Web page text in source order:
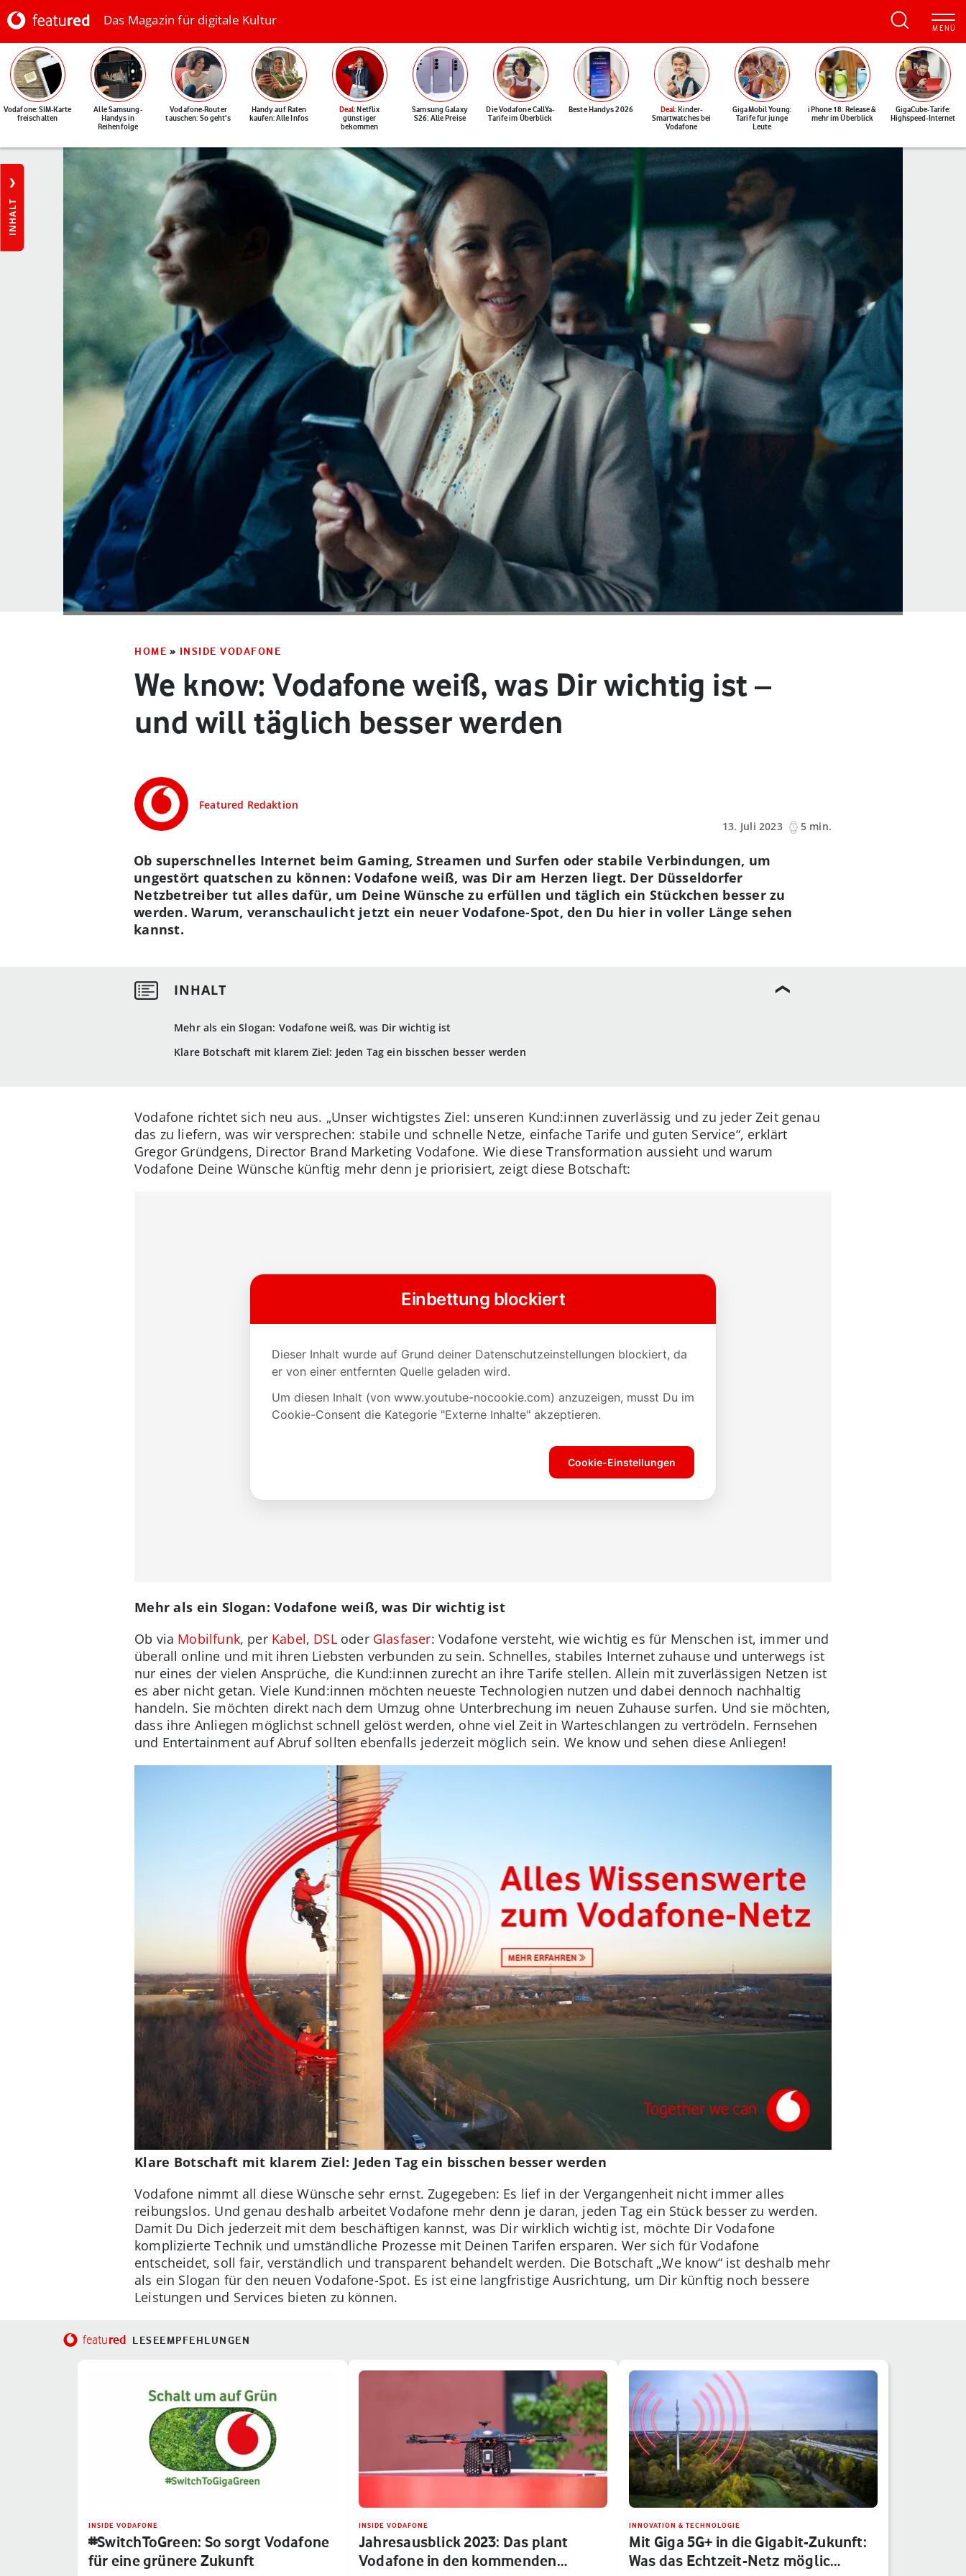
Das Magazin für digitale Kultur
Vodafone: SIM-Karte
freischalten
Alle Samsung-
Handys in
Reihenfolge
Vodafone-Router
tauschen: So geht's
Handy auf Raten
kaufen: Alle Infos
Deal: Netflix
günstiger
bekommen
Samsung Galaxy
S26: Alle Preise
Die Vodafone CallYa-
Tarife im Überblick
Beste Handys 2026 Deal: Kinder-
Smartwatches bei
Vodafone
GigaMobil Young:
Tarife für junge
Leute
iPhone 18: Release &
mehr im Überblick
GigaCube-Tarife:
Highspeed-Internet
INHALT
HOME » INSIDE VODAFONE
We know: Vodafone weiß, was Dir wichtig ist –
und will täglich besser werden
Featured Redaktion
13. Juli 2023
5 min.
Mehr als ein Slogan: Vodafone weiß, was Dir wichtig ist
Klare Botschaft mit klarem Ziel: Jeden Tag ein bisschen besser werden
Ob superschnelles Internet beim Gaming, Streamen und Surfen oder stabile Verbindungen, um
ungestört quatschen zu können: Vodafone weiß, was Dir am Herzen liegt. Der Düsseldorfer
Netzbetreiber tut alles dafür, um Deine Wünsche zu erfüllen und täglich ein Stückchen besser zu
werden. Warum, veranschaulicht jetzt ein neuer Vodafone-Spot, den Du hier in voller Länge sehen
kannst.
Vodafone richtet sich neu aus. „Unser wichtigstes Ziel: unseren Kund:innen zuverlässig und zu jeder Zeit genau
das zu liefern, was wir versprechen: stabile und schnelle Netze, einfache Tarife und guten Service“, erklärt
Gregor Gründgens, Director Brand Marketing Vodafone. Wie diese Transformation aussieht und warum
Vodafone Deine Wünsche künftig mehr denn je priorisiert, zeigt diese Botschaft:
Mehr als ein Slogan: Vodafone weiß, was Dir wichtig ist
Ob via Mobilfunk, per Kabel, DSLoder Glasfaser: Vodafone versteht, wie wichtig es für Menschen ist, immer und
überall online und mit ihren Liebsten verbunden zu sein. Schnelles, stabiles Internet zuhause und unterwegs ist
nur eines der vielen Ansprüche, die Kund:innen zurecht an ihre Tarife stellen. Allein mit zuverlässigen Netzen ist
es aber nicht getan. Viele Kund:innen möchten neueste Technologien nutzen und dabei dennoch nachhaltig
handeln. Sie möchten direkt nach dem Umzug ohne Unterbrechung im neuen Zuhause surfen. Und sie möchten,
dass ihre Anliegen möglichst schnell gelöst werden, ohne viel Zeit in Warteschlangen zu vertrödeln. Fernsehen
und Entertainment auf Abruf sollten ebenfalls jederzeit möglich sein. We know und sehen diese Anliegen!
Klare Botschaft mit klarem Ziel: Jeden Tag ein bisschen besser werden
Vodafone nimmt all diese Wünsche sehr ernst. Zugegeben: Es lief in der Vergangenheit nicht immer alles
reibungslos. Und genau deshalb arbeitet Vodafone mehr denn je daran, jeden Tag ein Stück besser zu werden.
Damit Du Dich jederzeit mit dem beschäftigen kannst, was Dir wirklich wichtig ist, möchte Dir Vodafone
komplizierte Technik und umständliche Prozesse mit Deinen Tarifen ersparen. Wer sich für Vodafone
entscheidet, soll fair, verständlich und transparent behandelt werden. Die Botschaft „We know“ ist deshalb mehr
als ein Slogan für den neuen Vodafone-Spot. Es ist eine langfristige Ausrichtung, um Dir künftig noch bessere
Leistungen und Services bieten zu können.
featured LESEEMPFEHLUNGEN
INSIDE VODAFONE
#SwitchToGreen: So sorgt Vodafone
für eine grünere Zukunft
INSIDE VODAFONE
Jahresausblick 2023: Das plant
Vodafone in den kommenden
INNOVATION & TECHNOLOGIE
Mit Giga 5G+ in die Gigabit-Zukunft:
Was das Echtzeit-Netz möglic…